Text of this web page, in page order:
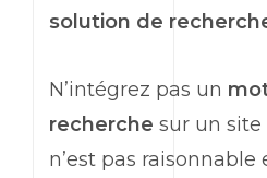
solution de
N’intégrez pas un
recherche sur un site
n’est pas